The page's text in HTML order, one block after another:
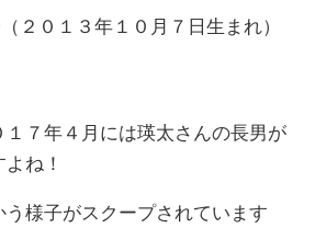
２０１３年１０月７日生まれ）
１７年４月には瑛太さんの長男が
ね！
様子がスクープされています